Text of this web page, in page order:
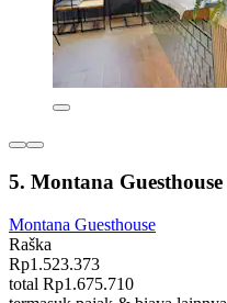
5. Montana Guesthouse
Montana Guesthouse
Raška
Rp1.523.373
total Rp1.675.710